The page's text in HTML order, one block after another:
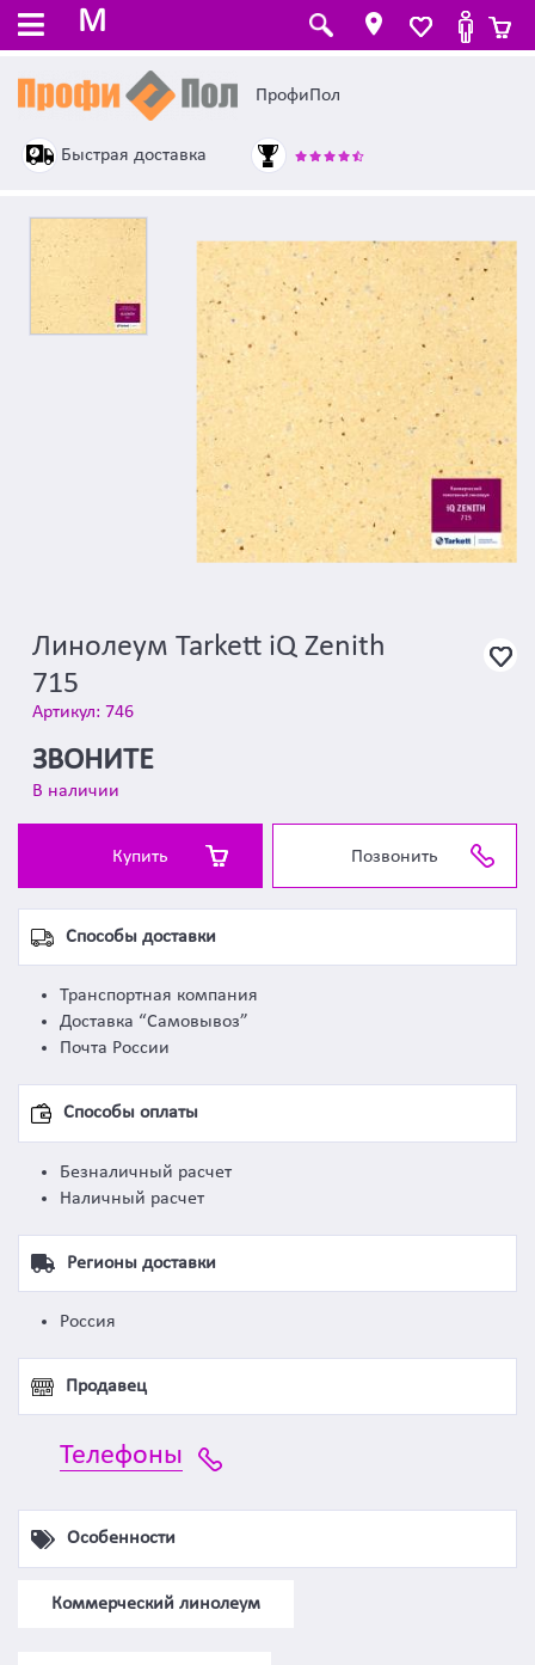
M
ПрофиПол
Быстрая доставка
Линолеум Tarkett iQ Zenith
715
Артикул: 746
ЗВОНИТЕ
В наличии
Купить Позвонить
Способы доставки
Транспортная компания
Доставка “Самовывоз”
Почта России
Способы оплаты
Безналичный расчет
Наличный расчет
Регионы доставки
Россия
Продавец
Телефоны
Особенности
Коммерческий линолеум